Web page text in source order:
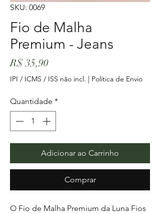
SKU: 0069
Fio de Malha
Premium - Jeans
R$ 35,90Preço
IPI / ICMS / ISS não incl. Política de Envio
Quantidade *
Adicionar ao Carrinho
Comprar
O Fio de Malha Premium da Luna Fios